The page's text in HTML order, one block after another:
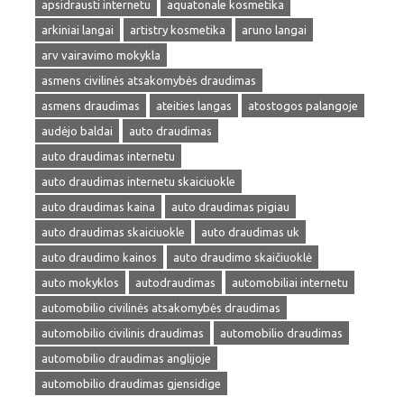
apsidrausti internetu
aquatonale kosmetika
arkiniai langai
artistry kosmetika
aruno langai
arv vairavimo mokykla
asmens civilinės atsakomybės draudimas
asmens draudimas
ateities langas
atostogos palangoje
audėjo baldai
auto draudimas
auto draudimas internetu
auto draudimas internetu skaiciuokle
auto draudimas kaina
auto draudimas pigiau
auto draudimas skaiciuokle
auto draudimas uk
auto draudimo kainos
auto draudimo skaičiuoklė
auto mokyklos
autodraudimas
automobiliai internetu
automobilio civilinės atsakomybės draudimas
automobilio civilinis draudimas
automobilio draudimas
automobilio draudimas anglijoje
automobilio draudimas gjensidige